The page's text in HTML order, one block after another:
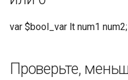
формате (текущее время,
var $bool_var lt num1 num2;
Проверьте,